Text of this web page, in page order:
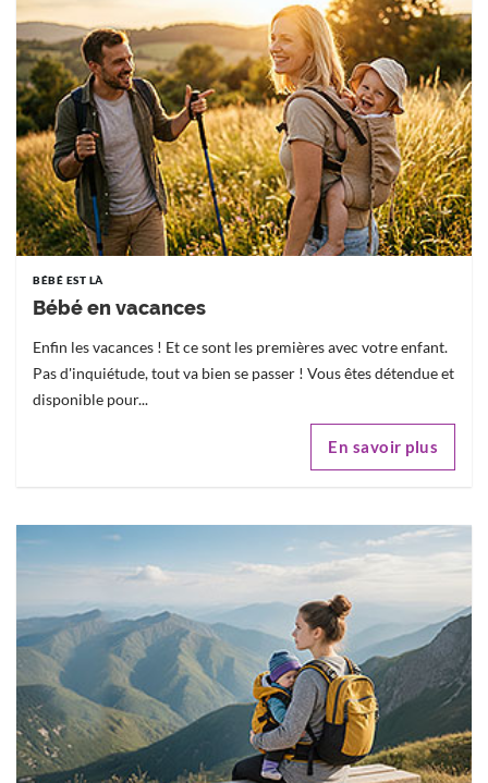
BÉBÉ EST LÀ
Bébé en vacances
Enfin les vacances ! Et ce sont les premières avec votre enfant.
Pas d'inquiétude, tout va bien se passer ! Vous êtes détendue et
disponible pour...
En savoir plus